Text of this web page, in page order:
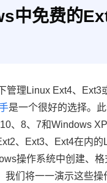
中免费的
管理Linux Ext4、Ext3
是一个很好的选择。
、8、7和Windows
、Ext3、Ext4在内的
操作系统中创建、
我们将一一演示这些操